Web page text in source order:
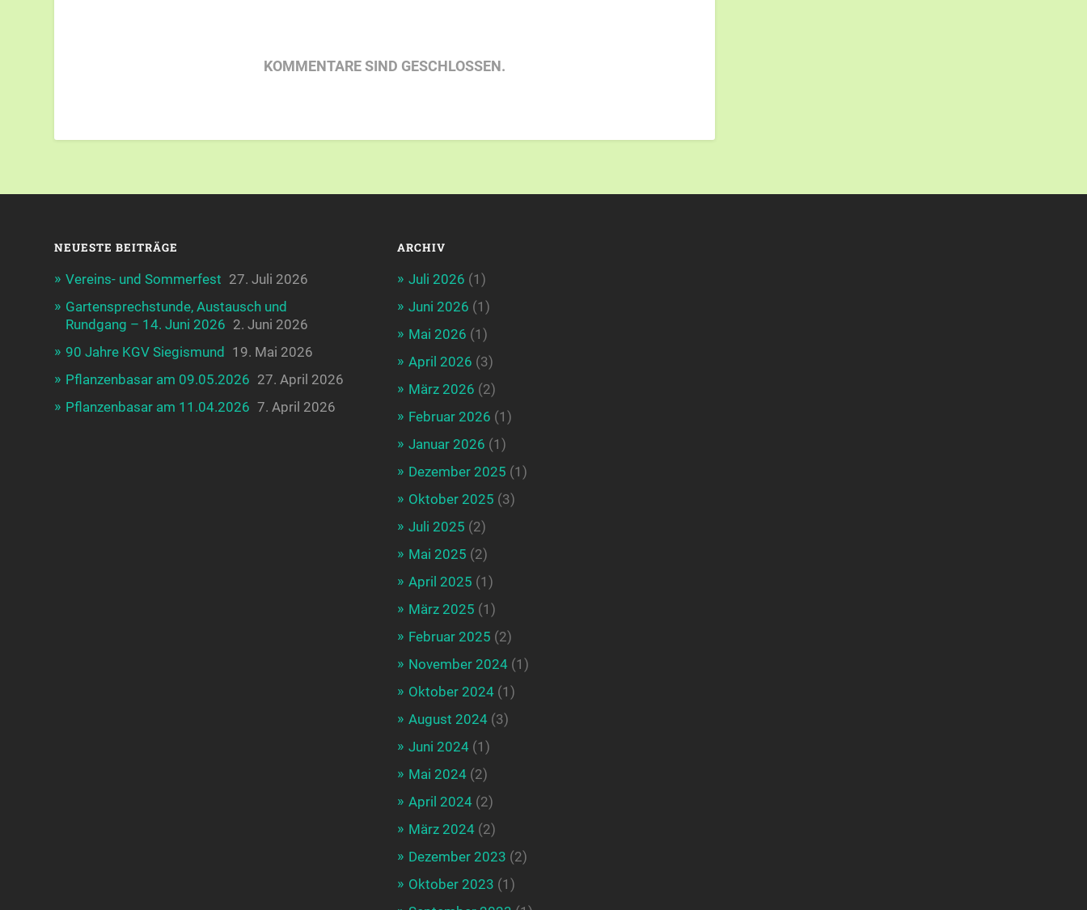
KOMMENTARE SIND GESCHLOSSEN.
NEUESTE BEITRÄGE
Vereins- und Sommerfest 27. Juli 2026
Gartensprechstunde, Austausch und
Rundgang – 14. Juni 2026 2. Juni 2026
90 Jahre KGV Siegismund 19. Mai 2026
Pflanzenbasar am 09.05.2026 27. April 2026
Pflanzenbasar am 11.04.2026 7. April 2026
ARCHIV
Juli 2026 (1)
Juni 2026 (1)
Mai 2026 (1)
April 2026 (3)
März 2026 (2)
Februar 2026 (1)
Januar 2026 (1)
Dezember 2025 (1)
Oktober 2025 (3)
Juli 2025 (2)
Mai 2025 (2)
April 2025 (1)
März 2025 (1)
Februar 2025 (2)
November 2024(1)
Oktober 2024(1)
August 2024(3)
Juni 2024(1)
Mai 2024(2)
April 2024(2)
März 2024(2)
Dezember 2023 (2)
Oktober 2023 (1)